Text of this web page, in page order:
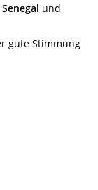
und
gute Stimmung